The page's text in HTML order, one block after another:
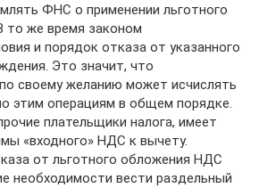
ФНС о применении льготного
то же время законом
и порядок отказа от указанного
Это значит, что
своему желанию может исчислять
этим операциям в общем порядке.
плательщики налога, имеет
«входного» НДС к вычету.
от льготного обложения НДС
необходимости вести раздельный